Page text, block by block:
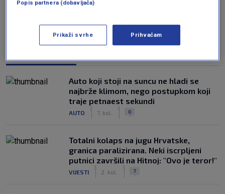
Auto koji stoji na suncu ne hladi se
najbrže klimom, nego postupkom koji
traje petnaest sekundi
AUTO 7. kol. 0
Totalni kolaps na jugu Hrvatske,
granica paralizirana. Neki iscrpljeni
putnici završili na Hitnoj: "Ovo je teror!"
VIJESTI 2. kol. 7
Popis partnera (dobavljača)
Prikaži svrhe Prihvaćam